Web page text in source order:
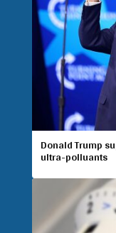
Donald Trump
ultra-polluants